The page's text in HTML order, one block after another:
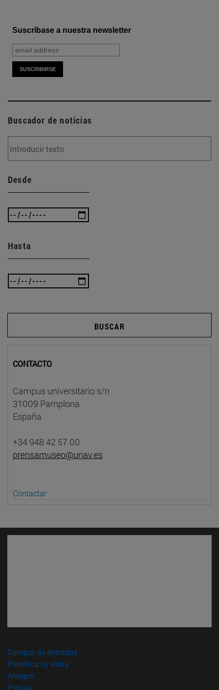
Suscríbase a nuestra newsletter
Buscador de noticias
Desde
Hasta
BUSCAR
CONTACTO
Campus universitario s/n
31009 Pamplona
España
+34 948 42 57 00
prensamuseo@unav.es
Contactar
Compra de entradas(abre en nueva ventana)
Planifica tu visita
Amigos(abre en nueva ventana)
Prensa